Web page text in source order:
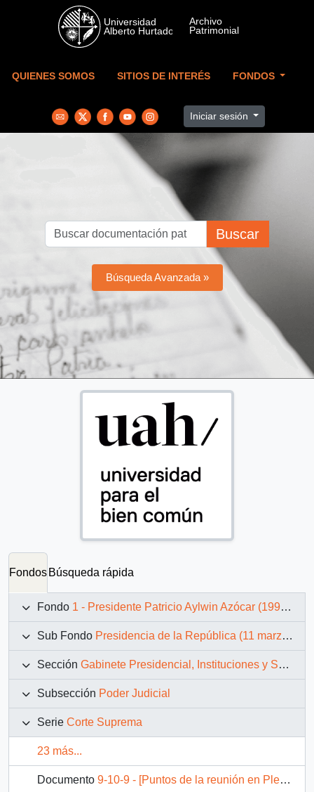
Skip to main content
QUIENES SOMOS SITIOS DE INTERÉS FONDOS
Iniciar sesión
Buscar
Búsqueda Avanzada »
Fondos Búsqueda rápida
Fondo 1 - Presidente Patricio Aylwin Azócar (1990-1994)
Sub Fondo Presidencia de la República (11 marzo 1990 – 11 marzo 1994)
Sección Gabinete Presidencial, Instituciones y Servicios
Subsección Poder Judicial
Serie Corte Suprema
23 más...
Documento 9-10-9 - [Puntos de la reunión en Pleno la Corte Suprema]